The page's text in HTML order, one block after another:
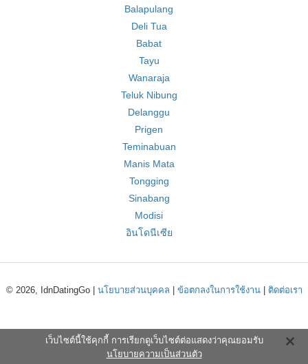
Balapulang
Deli Tua
Babat
Tayu
Wanaraja
Teluk Nibung
Delanggu
Prigen
Teminabuan
Manis Mata
Tongging
Sinabang
Modisi
อินโดนีเซีย
© 2026, IdnDatingGo | นโยบายส่วนบุคคล ข้อตกลงในการใช้งาน| ติดต่อเรา
เว็บไซต์นี้ใช้คุกกี้ การเรียกดูเว็บไซต์ต่อแสดงว่าคุณยอมรับ
นโยบายความเป็นส่วนตัว